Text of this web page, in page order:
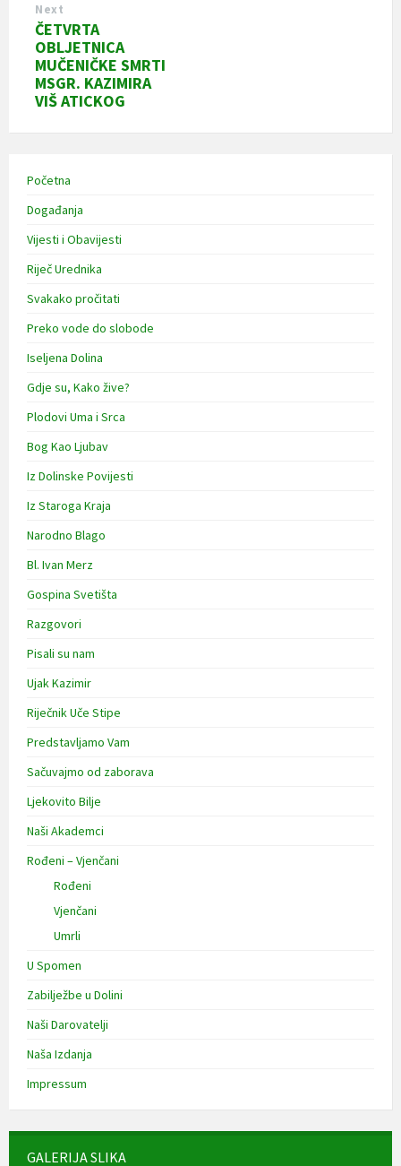
Next
ČETVRTA
OBLJETNICA
MUČENIČKE SMRTI
MSGR. KAZIMIRA
VIŠ ATICKOG
Početna
Događanja
Vijesti i Obavijesti
Riječ Urednika
Svakako pročitati
Preko vode do slobode
Iseljena Dolina
Gdje su, Kako žive?
Plodovi Uma i Srca
Bog Kao Ljubav
Iz Dolinske Povijesti
Iz Staroga Kraja
Narodno Blago
Bl. Ivan Merz
Gospina Svetišta
Razgovori
Pisali su nam
Ujak Kazimir
Riječnik Uče Stipe
Predstavljamo Vam
Sačuvajmo od zaborava
Ljekovito Bilje
Naši Akademci
Rođeni – Vjenčani
Rođeni
Vjenčani
Umrli
U Spomen
Zabilježbe u Dolini
Naši Darovatelji
Naša Izdanja
Impressum
GALERIJA SLIKA